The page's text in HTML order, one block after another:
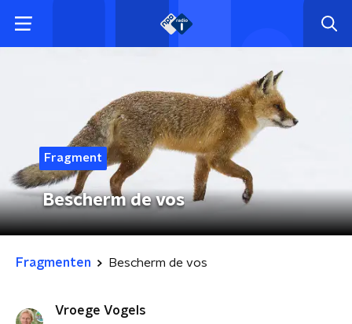
Fragment
Bescherm de vos
Fragmenten Bescherm de vos
Vroege Vogels